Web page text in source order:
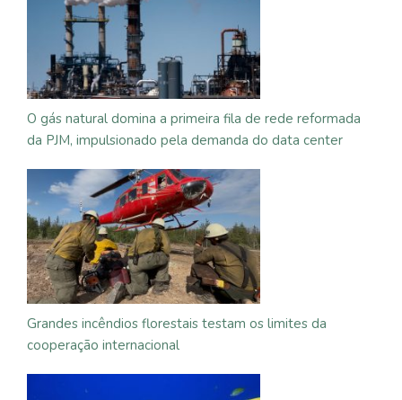
O gás natural domina a primeira fila de rede reformada
da PJM, impulsionado pela demanda do data center
Grandes incêndios florestais testam os limites da
cooperação internacional